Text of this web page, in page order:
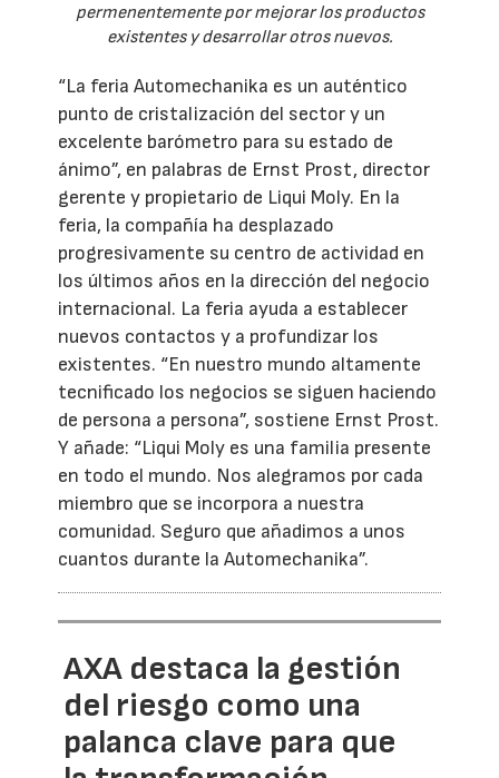
permenentemente por mejorar los productos
existentes y desarrollar otros nuevos.
“La feria Automechanika es un auténtico
punto de cristalización del sector y un
excelente barómetro para su estado de
ánimo”, en palabras de Ernst Prost, director
gerente y propietario de Liqui Moly. En la
feria, la compañía ha desplazado
progresivamente su centro de actividad en
los últimos años en la dirección del negocio
internacional. La feria ayuda a establecer
nuevos contactos y a profundizar los
existentes. “En nuestro mundo altamente
tecnificado los negocios se siguen haciendo
de persona a persona”, sostiene Ernst Prost.
Y añade: “Liqui Moly es una familia presente
en todo el mundo. Nos alegramos por cada
miembro que se incorpora a nuestra
comunidad. Seguro que añadimos a unos
cuantos durante la Automechanika”.
AXA destaca la gestión
del riesgo como una
palanca clave para que